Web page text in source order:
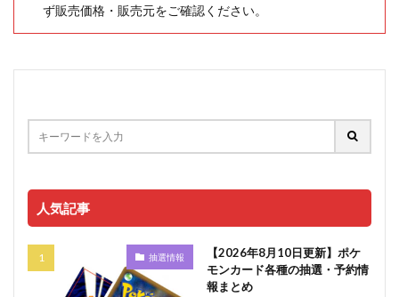
ず販売価格・販売元をご確認ください。
人気記事
抽選情報
【2026年8月10日更新】ポケ
モンカード各種の抽選・予約情
報まとめ